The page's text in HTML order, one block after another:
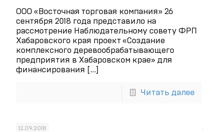
ООО «Восточная торговая компания» 26
сентября 2018 года представило на
рассмотрение Наблюдательному совету ФРП
Хабаровского края проект «Создание
комплексного деревообрабатывающего
предприятия в Хабаровском крае» для
финансирования […]
Читать далее
12.09.2018